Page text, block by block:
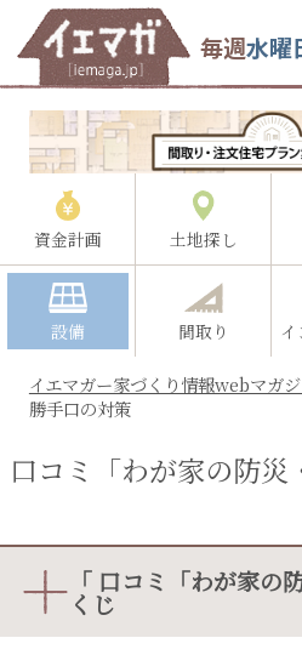
毎週水曜
資金計画 土地探し
設備 間取り
イエマガー家づくり情報webマガ
勝手口の対策
口コミ「わが家の防災
「 口コミ「わが家の
くじ